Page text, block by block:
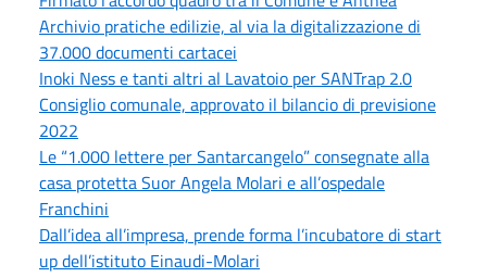
Archivio pratiche edilizie, al via la digitalizzazione di
37.000 documenti cartacei
Inoki Ness e tanti altri al Lavatoio per SANTrap 2.0
Consiglio comunale, approvato il bilancio di previsione
2022
Le “1.000 lettere per Santarcangelo” consegnate alla
casa protetta Suor Angela Molari e all’ospedale
Franchini
Dall’idea all’impresa, prende forma l’incubatore di start
up dell’istituto Einaudi-Molari